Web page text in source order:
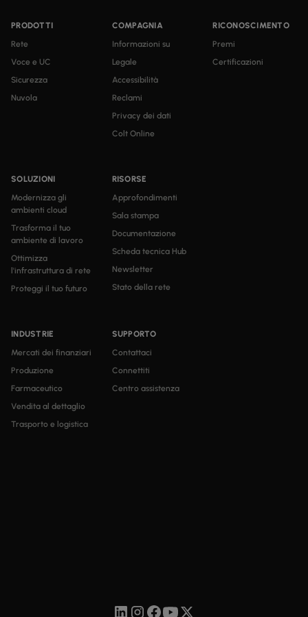
PRODOTTI
Rete
Voce e UC
Sicurezza
Nuvola
SOLUZIONI
Modernizza gli
ambienti cloud
Trasforma il tuo
ambiente di lavoro
Ottimizza
l'infrastruttura di rete
Proteggi il tuo futuro
INDUSTRIE
Mercati dei finanziari
Produzione
Farmaceutico
Vendita al dettaglio
Trasporto e logistica
RISORSE
Approfondimenti
Sala stampa
Documentazione
Scheda tecnica Hub
Newsletter
Stato della rete
COMPAGNIA
Informazioni su
Legale
Accessibilità
Reclami
Privacy dei dati
Colt Online
SUPPORTO
Contattaci
Connettiti
Centro assistenza
RICONOSCIMENTO
Premi
Certificazioni